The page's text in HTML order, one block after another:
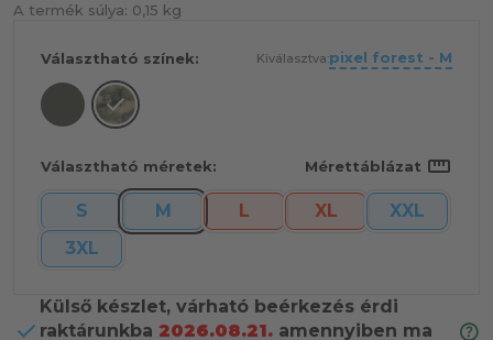
A termék súlya: 0,15 kg
Választható színek: Kiválasztva:pixel forest - M
Választható méretek: Mérettáblázat straighten
S M L XL
XXL
3XL
Külső készlet, várható beérkezés érdi
raktárunkba 2026.08.21. amennyiben ma